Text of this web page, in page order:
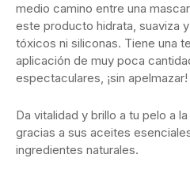
medio camino entre una
este producto hidrata, suaviza
tóxicos ni siliconas. Tiene una
aplicación de muy poca
espectaculares, ¡sin apelmazar!
Da vitalidad y brillo a tu pelo a
gracias a sus aceites
ingredientes naturales.